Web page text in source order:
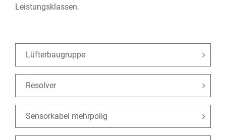
Leistungsklassen.
Lüfterbaugruppe
Resolver
Sensorkabel mehrpolig